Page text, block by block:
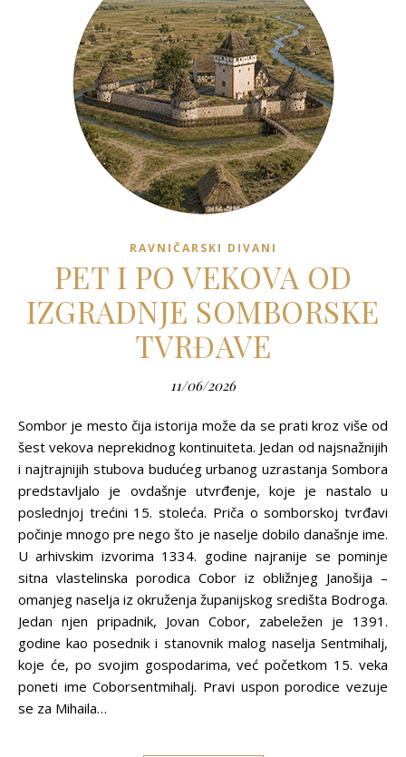
RAVNIČARSKI DIVANI
PET I PO VEKOVA OD
IZGRADNJE SOMBORSKE
TVRĐAVE
11/06/2026
Sombor je mesto čija istorija može da se prati kroz više od
šest vekova neprekidnog kontinuiteta. Jedan od najsnažnijih
i najtrajnijih stubova budućeg urbanog uzrastanja Sombora
predstavljalo je ovdašnje utvrđenje, koje je nastalo u
poslednjoj trećini 15. stoleća. Priča o somborskoj tvrđavi
počinje mnogo pre nego što je naselje dobilo današnje ime.
U arhivskim izvorima 1334. godine najranije se pominje
sitna vlastelinska porodica Cobor iz obližnjeg Janošija –
omanjeg naselja iz okruženja županijskog središta Bodroga.
Jedan njen pripadnik, Jovan Cobor, zabeležen je 1391.
godine kao posednik i stanovnik malog naselja Sentmihalj,
koje će, po svojim gospodarima, već početkom 15. veka
poneti ime Coborsentmihalj. Pravi uspon porodice vezuje
se za Mihaila…